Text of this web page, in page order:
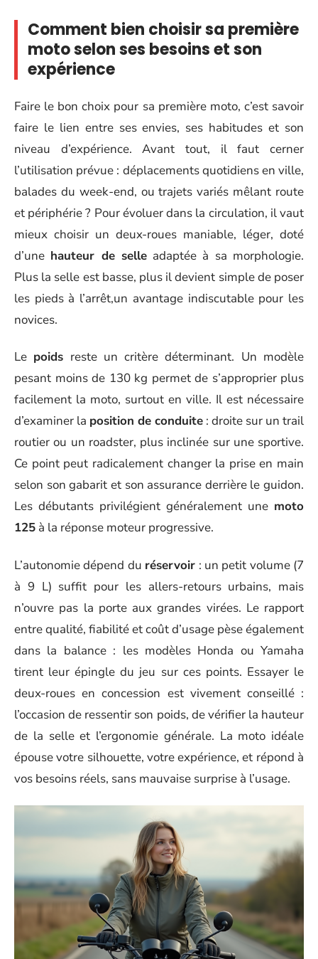
Comment bien choisir sa première
moto selon ses besoins et son
expérience
Faire le bon choix pour sa première moto, c’est savoir
faire le lien entre ses envies, ses habitudes et son
niveau d’expérience. Avant tout, il faut cerner
l’utilisation prévue : déplacements quotidiens en ville,
balades du week-end, ou trajets variés mêlant route
et périphérie ? Pour évoluer dans la circulation, il vaut
mieux choisir un deux-roues maniable, léger, doté
d’une hauteur de selleadaptée à sa morphologie.
Plus la selle est basse, plus il devient simple de poser
les pieds à l’arrêt,un avantage indiscutable pour les
novices.
Le poids reste un critère déterminant. Un modèle
pesant moins de 130 kg permet de s’approprier plus
facilement la moto, surtout en ville. Il est nécessaire
d’examiner la position de conduite : droite sur un trail
routier ou un roadster, plus inclinée sur une sportive.
Ce point peut radicalement changer la prise en main
selon son gabarit et son assurance derrière le guidon.
Les débutants privilégient généralement une moto
125 à la réponse moteur progressive.
L’autonomie dépend du réservoir : un petit volume (7
à 9 L) suffit pour les allers-retours urbains, mais
n’ouvre pas la porte aux grandes virées. Le rapport
entre qualité, fiabilité et coût d’usage pèse également
dans la balance : les modèles Honda ou Yamaha
tirent leur épingle du jeu sur ces points. Essayer le
deux-roues en concession est vivement conseillé :
l’occasion de ressentir son poids, de vérifier la hauteur
de la selle et l’ergonomie générale. La moto idéale
épouse votre silhouette, votre expérience, et répond à
vos besoins réels, sans mauvaise surprise à l’usage.